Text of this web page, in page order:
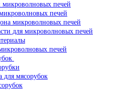
микроволновых печей
печей
микроволновых печей
для микроволновых печей
печей
для мясорубок